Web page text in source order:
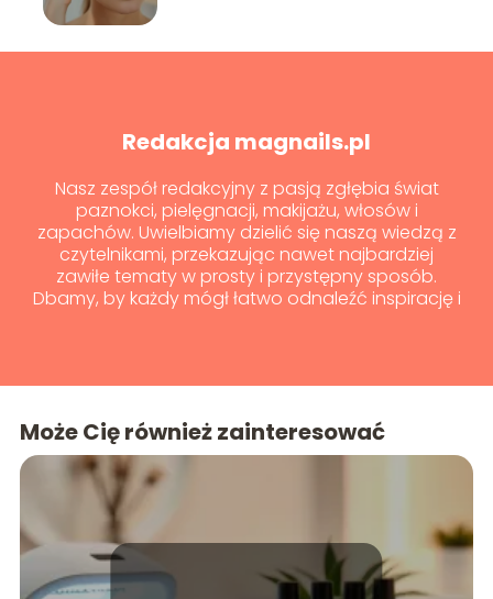
Redakcja magnails.pl
Nasz zespół redakcyjny z pasją zgłębia świat
paznokci, pielęgnacji, makijażu, włosów i
zapachów. Uwielbiamy dzielić się naszą wiedzą z
czytelnikami, przekazując nawet najbardziej
zawiłe tematy w prosty i przystępny sposób.
Dbamy, by każdy mógł łatwo odnaleźć inspirację i
Może Cię również zainteresować